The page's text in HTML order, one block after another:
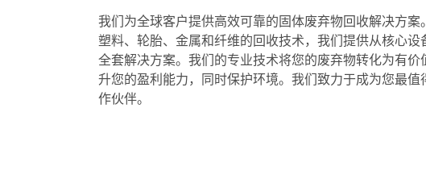
我们为全球客户提供高效可靠的固体废弃物回收解决方案
塑料、轮胎、金属和纤维的回收技术，我们提供从核心设
全套解决方案。我们的专业技术将您的废弃物转化为有价
升您的盈利能力，同时保护环境。我们致力于成为您最值
作伙伴。